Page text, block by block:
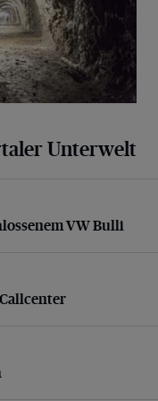
Unterwelt
VW Bulli
VW Bulli